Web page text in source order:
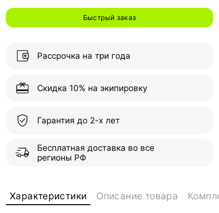
Быстрый заказ
Рассрочка на три года
Скидка 10% на экипировку
Гарантия до 2-х лет
Бесплатная доставка во все
регионы РФ
Характеристики Описание товара